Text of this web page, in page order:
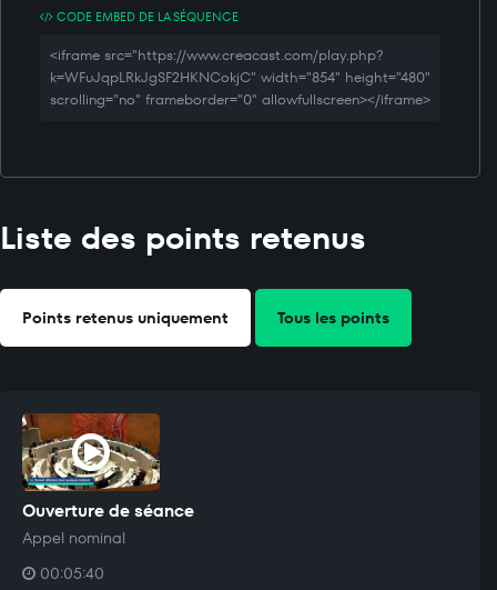
CODE EMBED DE LA SÉQUENCE
<iframe src="https://www.creacast.com/play.php?
k=WFuJqpLRkJgSF2HKNCokjC" width="854" height="480"
scrolling="no" frameborder="0" allowfullscreen></iframe>
Liste des points retenus
Points retenus uniquement Tous les points
Ouverture de séance
Appel nominal
00:05:40